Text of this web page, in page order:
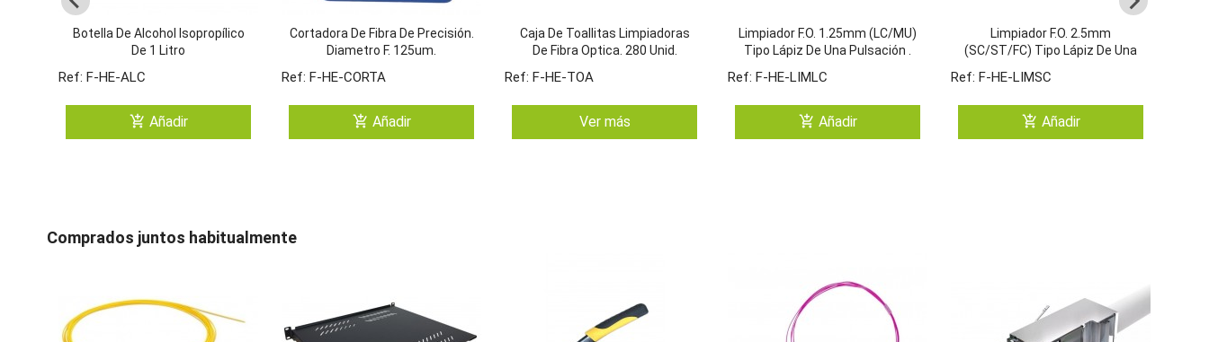
Botella De Alcohol Isopropílico
De 1 Litro
Ref: F-HE-ALC
add_shopping_cart Añadir
Cortadora De Fibra De Precisión.
Diametro F. 125um.
Ref: F-HE-CORTA
add_shopping_cart Añadir
Caja De Toallitas Limpiadoras
De Fibra Optica. 280 Unid.
Ref: F-HE-TOA
Ver más
Limpiador F.O. 1.25mm (LC/MU)
Tipo Lápiz De Una Pulsación .
Ref: F-HE-LIMLC
add_shopping_cart Añadir
Limpiador F.O. 2.5mm
(SC/ST/FC) Tipo Lápiz De Una
Ref: F-HE-LIMSC
add_shopping_cart Añadir
Comprados juntos habitualmente